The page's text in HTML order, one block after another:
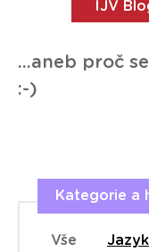
IJV
...aneb proč
:-)
Kategorie a
Vše